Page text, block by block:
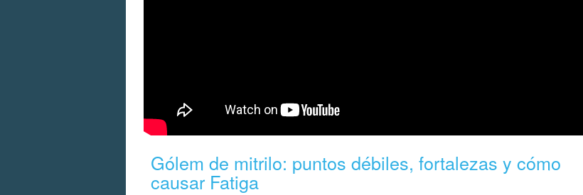
Gólem de mitrilo: puntos débiles, fortalezas y cómo
causar Fatiga